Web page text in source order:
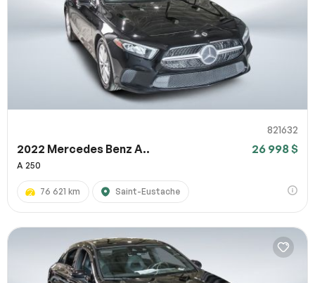
821632
2022 Mercedes Benz A.. 26 998 $
A 250
76 621 km Saint-Eustache